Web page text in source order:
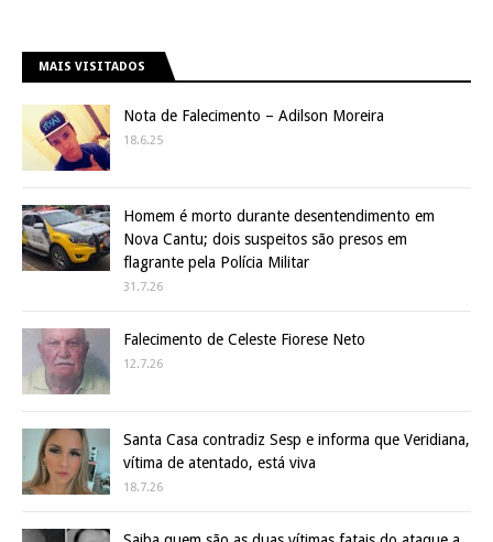
MAIS VISITADOS
Nota de Falecimento – Adilson Moreira
18.6.25
Homem é morto durante desentendimento em
Nova Cantu; dois suspeitos são presos em
flagrante pela Polícia Militar
31.7.26
Falecimento de Celeste Fiorese Neto
12.7.26
Santa Casa contradiz Sesp e informa que Veridiana,
vítima de atentado, está viva
18.7.26